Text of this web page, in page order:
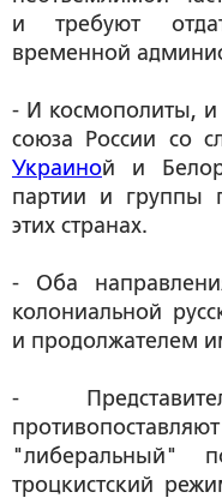
и требуют
временной
- И космополиты, и
союза России со
Украиной и
партии и группы
этих странах.
- Оба
колониальной
и продолжателем
-
"либеральный"
троцкистский